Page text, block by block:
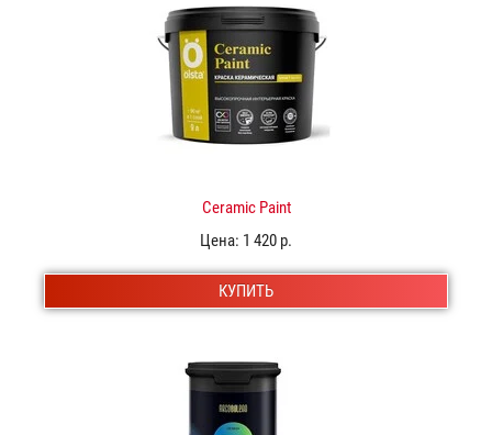
Ceramic Paint
Цена: 1 420 р.
КУПИТЬ